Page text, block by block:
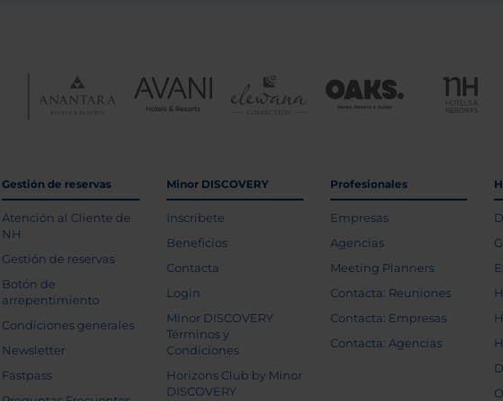
Gestión de reservas
Atención al Cliente de
NH
Gestión de reservas
Botón de
arrepentimiento
Condiciones generales
Newsletter
Fastpass
Minor DISCOVERY
Inscríbete
Beneficios
Contacta
Login
Minor DISCOVERY
Términos y
Condiciones
Horizons Club by Minor
DISCOVERY
Profesionales
Empresas
Agencias
Meeting Planners
Contacta: Reuniones
Contacta: Empresas
Contacta: Agencias